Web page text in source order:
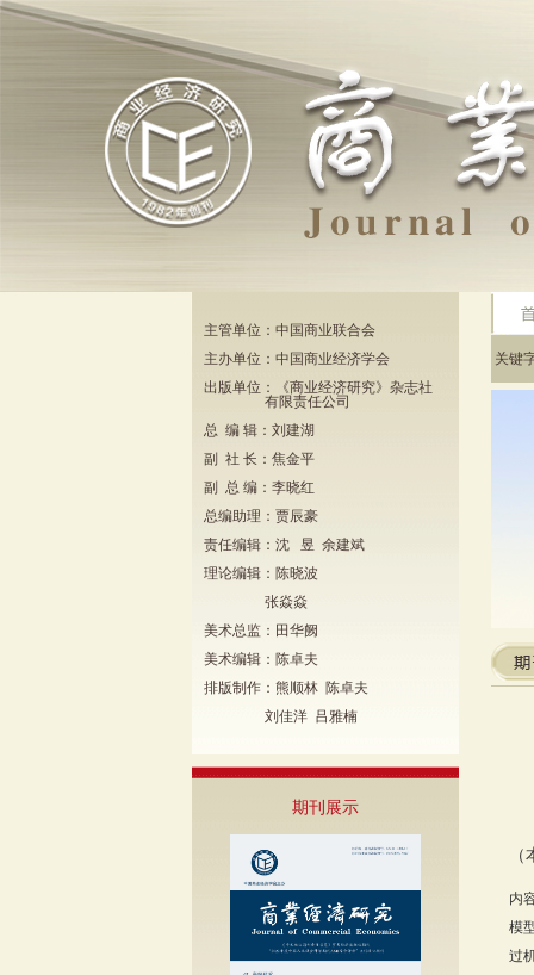
主管单位：中国商业联合会
主办单位：中国商业经济学会
出版单位：《商业经济研究》杂志社
有限责任公司
总 编 辑：刘建湖
副 社 长：焦金平
副 总 编：李晓红
总编助理：贾辰豪
责任编辑：沈 昱 余建斌
理论编辑：陈晓波
张焱焱
美术总监：田华阙
美术编辑：陈卓夫
排版制作：熊顺林 陈卓夫
刘佳洋 吕雅楠
期刊展示
关键
内
模
过